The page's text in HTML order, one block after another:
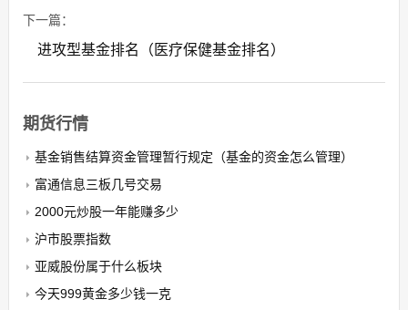
下一篇：
进攻型基金排名（医疗保健基金排名）
期货行情
基金销售结算资金管理暂行规定（基金的资金怎么管理）
富通信息三板几号交易
2000元炒股一年能赚多少
沪市股票指数
亚威股份属于什么板块
今天999黄金多少钱一克